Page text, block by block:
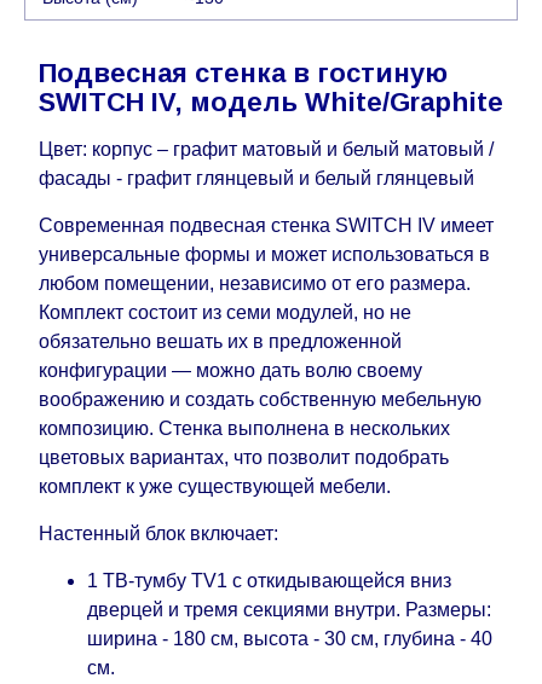
дни) от даты получения оплаты от
кредитной
компании клиента.
Возможны задержки, связанные с морской
доставкой при заказе мебели из-за границы, на
случаях срок доставки будет продлен еще на 30
рабочих дней и не будет считаться
задержкой.Вместе с тем поставщики
прилагают все усилия, чтобы максимально
ускоритьдоставку, но, не имея возможности
это гарантировать, поэтому интернет-магазин
не несет ответственности за какие-либо
задержки.
Мебель из категории "Модульная мебель"
является модулярной, что оставляет право за
Поставщиком сделать доставку по мере
дополнительных 60 рабочих дней после первой
доставки товара на дом клиенту.
Подвесная стенка в гостиную
SWITCH IV, модель White/Graphite
Цвет: корпус – графит матовый и белый матовый /
фасады - графит глянцевый и белый глянцевый
Современная подвесная стенка SWITCH IV имеет
универсальные формы и может использоваться в
любом помещении, независимо от его размера.
Комплект состоит из семи модулей, но не
обязательно вешать их в предложенной
конфигурации — можно дать волю своему
воображению и создать собственную мебельную
композицию. Стенка выполнена в нескольких
цветовых вариантах, что позволит подобрать
комплект к уже существующей мебели.
Настенный блок включает:
1 ТВ-тумбу TV1 с откидывающейся вниз
дверцей и тремя секциями внутри. Размеры:
ширина - 180 см, высота - 30 см, глубина - 40
см.